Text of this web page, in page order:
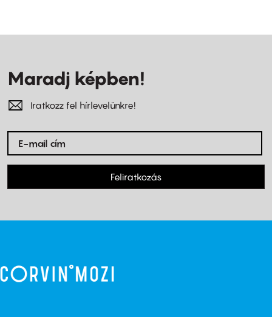
Maradj képben!
Iratkozz fel hírlevelünkre!
Feliratkozás